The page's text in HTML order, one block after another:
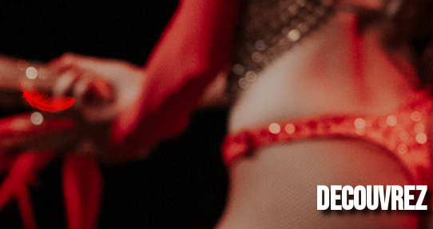
DECOUVREZ